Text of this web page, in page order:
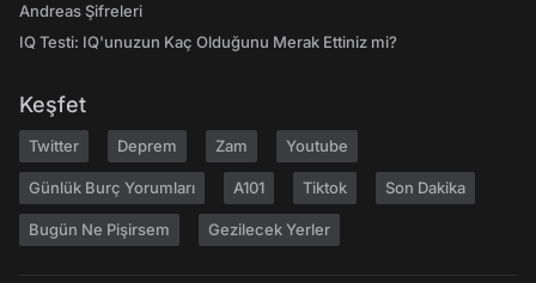
Andreas Şifreleri
IQ Testi: IQ'unuzun Kaç Olduğunu Merak Ettiniz mi?
Keşfet
Twitter Deprem Zam Youtube
Günlük Burç Yorumları A101 Tiktok Son Dakika
Bugün Ne Pişirsem Gezilecek Yerler